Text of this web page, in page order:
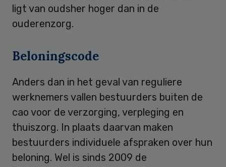
ligt van oudsher hoger dan in de
ouderenzorg.
Beloningscode
Anders dan in het geval van reguliere
werknemers vallen bestuurders buiten de
cao voor de verzorging, verpleging en
thuiszorg. In plaats daarvan maken
bestuurders individuele afspraken over hun
beloning. Wel is sinds 2009 de